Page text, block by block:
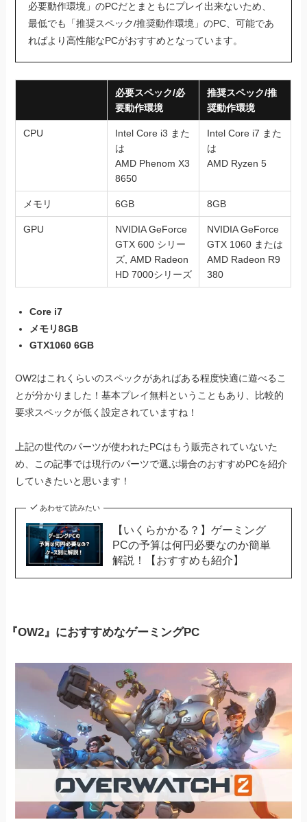
必要動作環境」のPCだとまともにプレイ出来ないため、
最低でも「推奨スペック/推奨動作環境」のPC、可能であ
ればより高性能なPCがおすすめとなっています。
必要スペック/必
要動作環境
推奨スペック/推
奨動作環境
CPU
Intel Core i3 また
は
AMD Phenom X3
8650
Intel Core i7 また
は
AMD Ryzen 5
メモリ 6GB 8GB
GPU
NVIDIA GeForce
GTX 600 シリー
ズ, AMD Radeon
HD 7000シリーズ
NVIDIA GeForce
GTX 1060 または
AMD Radeon R9
380
Core i7
メモリ8GB
GTX1060 6GB
OW2はこれくらいのスペックがあればある程度快適に遊べるこ
とが分かりました！基本プレイ無料ということもあり、比較的
要求スペックが低く設定されていますね！
上記の世代のパーツが使われたPCはもう販売されていないた
め、この記事では現行のパーツで選ぶ場合のおすすめPCを紹介
していきたいと思います！
あわせて読みたい
【いくらかかる？】ゲーミング
PCの予算は何円必要なのか簡単
解説！【おすすめも紹介】
『OW2』におすすめなゲーミングPC